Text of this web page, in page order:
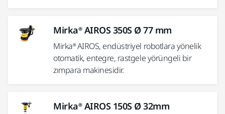
Mirka® AIROS 350S Ø 77 mm
Mirka® AIROS, endüstriyel robotlara yönelik
otomatik, entegre, rastgele yörüngeli bir
zımpara makinesidir.
Mirka® AIROS 150S Ø 32mm